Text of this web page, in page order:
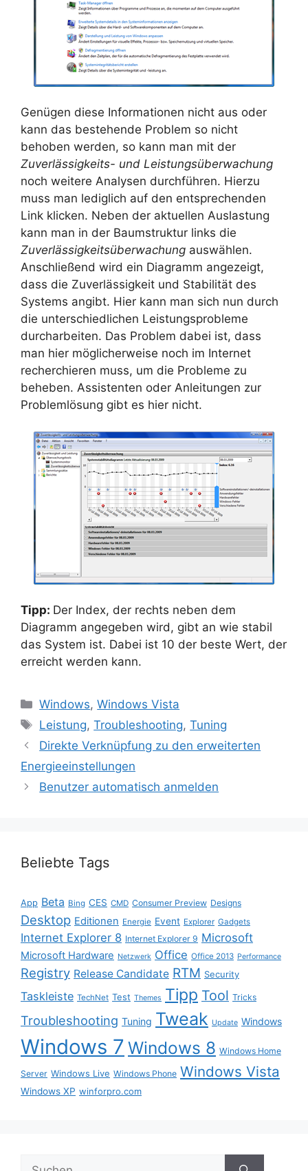
Genügen diese Informationen nicht aus oder
kann das bestehende Problem so nicht
behoben werden, so kann man mit der
Zuverlässigkeits- und Leistungsüberwachung
noch weitere Analysen durchführen. Hierzu
muss man lediglich auf den entsprechenden
Link klicken. Neben der aktuellen Auslastung
kann man in der Baumstruktur links die
Zuverlässigkeitsüberwachung auswählen.
Anschließend wird ein Diagramm angezeigt,
dass die Zuverlässigkeit und Stabilität des
Systems angibt. Hier kann man sich nun durch
die unterschiedlichen Leistungsprobleme
durcharbeiten. Das Problem dabei ist, dass
man hier möglicherweise noch im Internet
recherchieren muss, um die Probleme zu
beheben. Assistenten oder Anleitungen zur
Problemlösung gibt es hier nicht.
Tipp: Der Index, der rechts neben dem
Diagramm angegeben wird, gibt an wie stabil
das System ist. Dabei ist 10 der beste Wert, der
erreicht werden kann.
Kategorien
Windows,Windows Vista
Schlagwörter
Leistung,Troubleshooting,Tuning
Direkte Verknüpfung zu den erweiterten
Energieeinstellungen
Benutzer automatisch anmelden
Beliebte Tags
App Beta Bing CES CMD Consumer Preview Designs
Desktop Editionen Energie Event Explorer Gadgets
Internet Explorer 8 Internet Explorer 9 Microsoft
Microsoft Hardware Netzwerk Office Office 2013 Performance
Registry Release Candidate RTM Security
Taskleiste TechNet Test Themes Tipp Tool Tricks
Troubleshooting Tuning Tweak Update Windows
Windows 7 Windows 8 Windows Home
Server Windows Live Windows Phone Windows Vista
Windows XP winforpro.com
Suche